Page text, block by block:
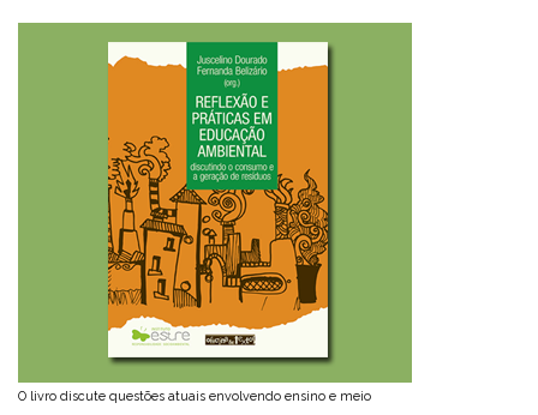
O livro discute questões atuais envolvendo ensino e meio